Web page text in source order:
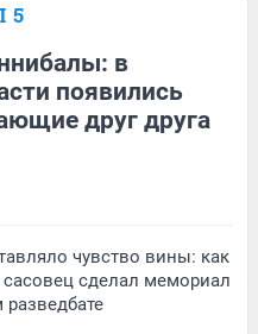
5
в
появились
друг друга
чувство вины: как
сделал мемориал